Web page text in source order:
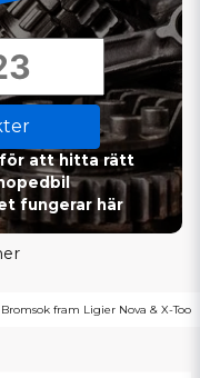
för att hitta rätt
fungerar här
Bromsok fram Ligier Nova & X-Too